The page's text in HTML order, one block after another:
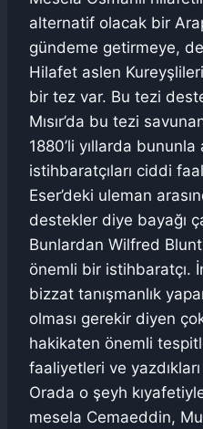
alternatif olacak bir
gündeme getirmeye,
Hilafet aslen
bir tez var. Bu tezi
Mısır’da bu tezi
1880’li yıllarda bununla
istihbaratçıları ciddi
Eser’deki uleman
destekler diye bayağı
Bunlardan Wilfred
önemli bir istihbaratçı.
bizzat tanışmanlık
olması gerekir diyen
hakikaten önemli
faaliyetleri ve
Orada o şeyh
mesela Cemaeddin,